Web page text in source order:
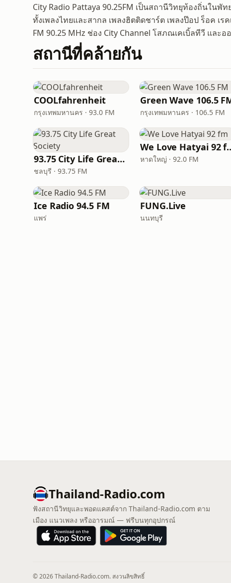
City Radio Pattaya 90.25FM เป็นสถานีวิทยุท้องถิ่นในพั
ทั้งเพลงไทยและสากล เพลงฮิตติดชาร์ต เพลงป๊อป ร็อค เ
FM 90.25 MHz ช่อง City Channel โสภณเคเบิ้ลทีวี และ
สถานีที่คล้ายกัน
COOLfahrenheit
กรุงเทพมหานคร · 93.0 FM
Green Wave 106.5
กรุงเทพมหานคร · 106.5 FM
93.75 City Life Great Society
ชลบุรี · 93.75 FM
We
หาดใหญ่ · 92.0 FM
Ice Radio 94.5 FM
แพร่
FUNG.Live
นนทบุรี
Thailand-Radio.com
ฟังสถานีวิทยุและพอดแคสต์จาก Thailand-Radio.com ตาม
เมือง แนวเพลง หรืออารมณ์ — ฟรีบนทุกอุปกรณ์
© 2026 Thailand-Radio.com. สงวนลิขสิทธิ์